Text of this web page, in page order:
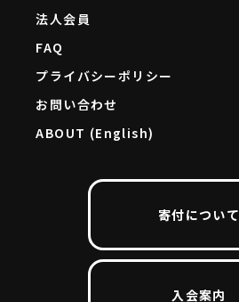
法人会員
FAQ
プライバシーポリシー
お問い合わせ
ABOUT (English)
寄付について
入会案内